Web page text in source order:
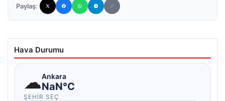
Paylaş:
Hava Durumu
☁Ankara
NaN°C
ŞEHIR SEÇ